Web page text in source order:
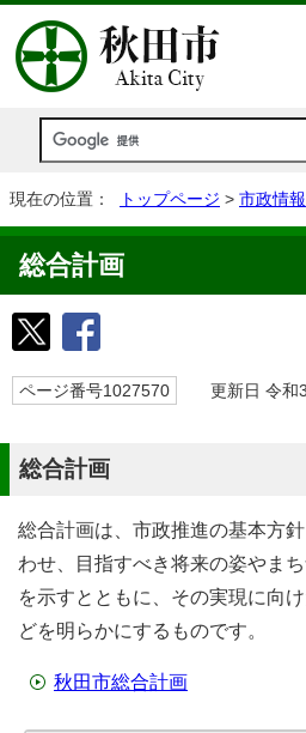
現在の位置： トップページ > 市政情報
総合計画
ページ番号1027570 更新日 令和
総合計画
総合計画は、市政推進の基本方
わせ、目指すべき将来の姿やま
を示すとともに、その実現に向
どを明らかにするものです。
秋田市総合計画